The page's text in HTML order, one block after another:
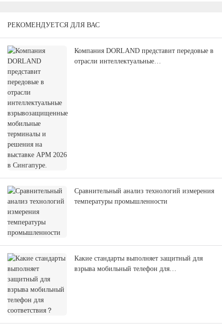
РЕКОМЕНДУЕТСЯ ДЛЯ ВАС
Компания DORLAND представит передовые в
отрасли интеллектуальные
Сравнительный анализ технологий измерения
температуры промышленности
Какие стандарты выполняет защитный для
взрыва мобильный телефон для